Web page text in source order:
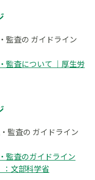
監査の ガイドライン
監査について ｜厚生労
監査の ガイドライン
監査のガイドライン
：文部科学省